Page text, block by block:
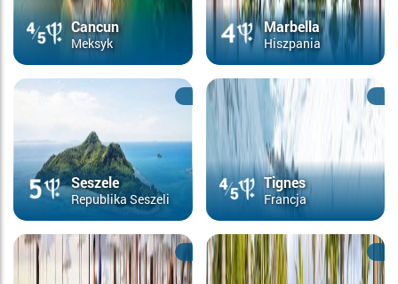
Cancun
Meksyk
Marbella
Hiszpania
Seszele
Republika Seszeli
Tignes
Francja